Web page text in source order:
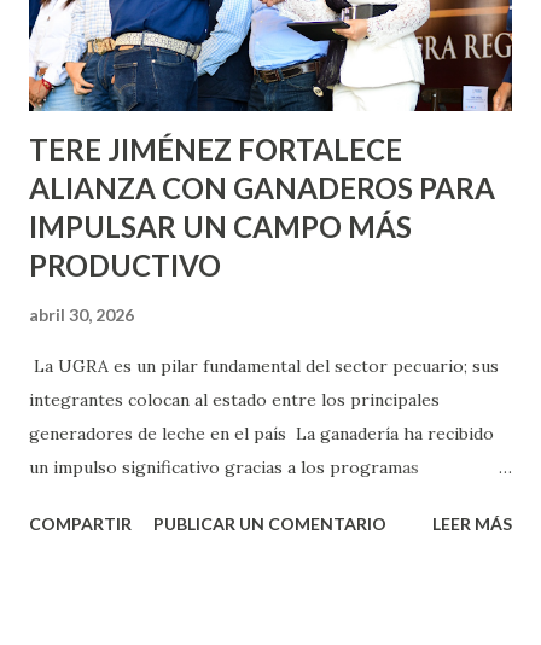
Asunción, Avenida Alameda y Decreto 27 de Septiembre, en
los edificios FOVISSSTE Ojo de Agua, en la comunidad
Norias de Paso Hondo y en los edificios de...
TERE JIMÉNEZ FORTALECE
ALIANZA CON GANADEROS PARA
IMPULSAR UN CAMPO MÁS
PRODUCTIVO
abril 30, 2026
La UGRA es un pilar fundamental del sector pecuario; sus
integrantes colocan al estado entre los principales
generadores de leche en el país La ganadería ha recibido
un impulso significativo gracias a los programas
muestra de su respaldo firme y decidido al campo, la
COMPARTIR PUBLICAR UN COMENTARIO LEER MÁS